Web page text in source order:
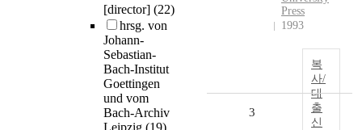
[director] (22)
hrsg. von
Johann-
Sebastian-
Bach-Institut
Goettingen
und vom
Bach-Archiv
Press
1993
복
사/
대
출
신
3